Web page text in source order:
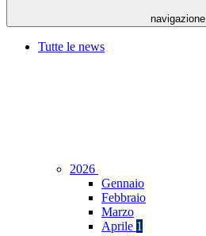
navigazione
Tutte le news
2026
Gennaio
Febbraio
Marzo
Aprile 1